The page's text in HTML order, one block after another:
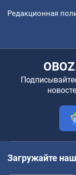
Редакционная
Загружайте